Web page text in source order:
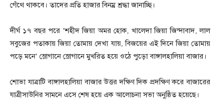
গেঁথে থাকবে। তাদের প্রতি হাজার বিনম্র শ্রদ্ধা জানাচ্ছি।
দীর্ঘ ১৭ বছর পরে ‘শহীদ জিয়া অমর হোক, খালেদা জিয়া জিন্দাবাদ, লাল
সবুজের পতাকায় জিয়া তোমায় দেখা যায়, বিজয়ের এই দিনে জিয়া তোমায়
পড়ে মনে’ স্লোগানে স্লোগানে মুখরিত হয়ে ওঠে পুড়ো বাঙ্গালহালিয়া বাজার।
শোভা যাত্রাটি বাঙ্গালহালিয়া বাজার উত্তর দক্ষিণ দিক প্রদক্ষিণ করে বাজারের
যাত্রীসাউনির সামনে এসে শেষ হয়ে এক আলোচনা সভা অনুষ্ঠিত হয়েছে।